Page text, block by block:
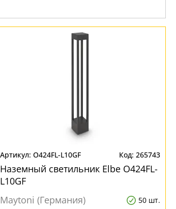
O424FL-L10GF 265743
Наземный светильник Elbe O424FL-
L10GF
Maytoni (Германия)
50 шт.